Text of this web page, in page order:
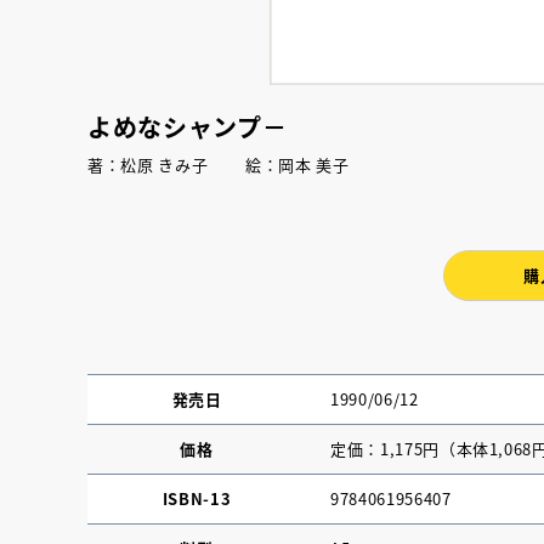
よめなシャンプ－
著：松原 きみ子 絵：岡本 美子
発売日 1990/06/12
価格 定価：1,175円（本体1,068円
ISBN-13 9784061956407